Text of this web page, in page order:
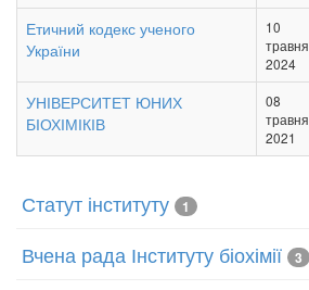
Етичний кодекс ученого
України
10
травня
2024
УНІВЕРСИТЕТ ЮНИХ
БІОХІМІКІВ
08
травня
2021
Статут інституту 1
Вчена рада Інституту біохімії 3